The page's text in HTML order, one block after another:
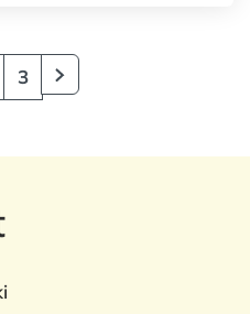
3